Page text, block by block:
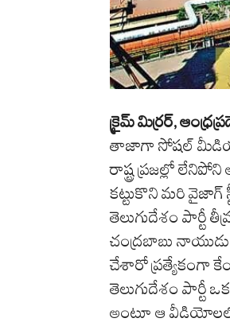
క్రైమ్ మిర్రర్,
తాజాగా సోషల్ మీడియా
రాష్ట్ర ప్రజల్లో
కట్టుకొని మరి వైజాగ్
తెలుగుదేశం పార్టీ
చంద్రబాబు నాయుడు
చేశారో ప్రత్యేకంగా
తెలుగుదేశం పార్టీ
అంటూ ఆ వీడియోలలో